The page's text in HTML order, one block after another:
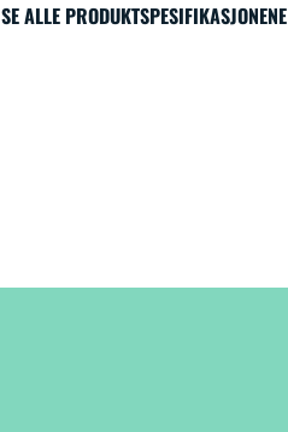
SE ALLE PRODUKTSPESIFIKASJONENE